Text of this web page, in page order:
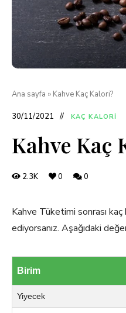
Ana sayfa » Kahve Kaç Kalori?
30/11/2021 KAÇ KALORI
Kahve Kaç
2.3K 0 0
Kahve Tüketimi sonrası
ediyorsanız. Aşağıdaki
Birim
Yiyecek